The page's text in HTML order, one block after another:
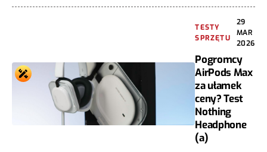
TESTY
SPRZĘTU
29
MAR
2026
Pogromcy
AirPods Max
za ułamek
ceny? Test
Nothing
Headphone
(a)